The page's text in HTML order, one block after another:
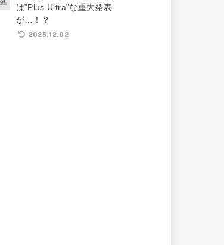
は”Plus Ultra”な重大発表
が…！？
2025.12.02